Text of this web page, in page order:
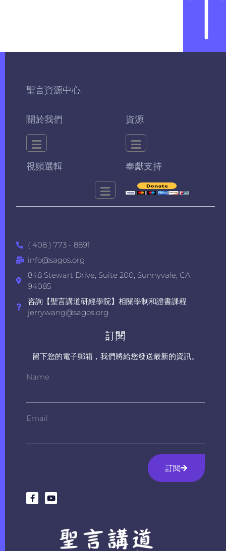
聖言資源中心
關於我們 資源
視頻選輯 奉獻支持
( 408 ) 773 - 8891
info@sagos.org
848 Stewart Drive, Suite 200, Sunnyvale, CA
94085
咨詢【聖言講道研經學院】相關學制和證書課程
jerrywang@sagos.org
訂閱
留下您的電子郵箱，我們將給您發送最新的資訊。
Name
Email
訂閱